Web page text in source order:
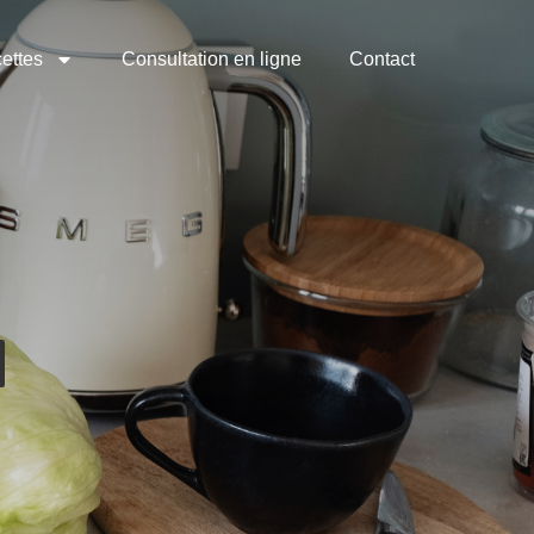
Consultation en ligne Contact